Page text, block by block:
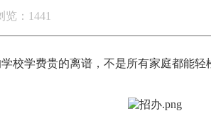
览：1441
校学费贵的离谱，不是所有家庭都能